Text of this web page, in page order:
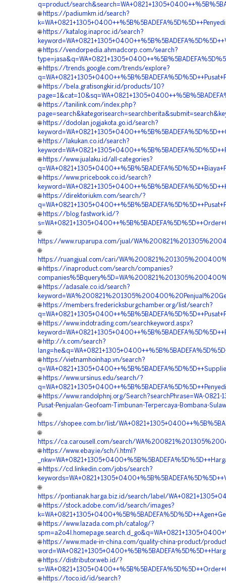
q=product/
🌐 https://padiumkm.id/search?
🌐 https://katalog.inaproc.id/search?
🌐 https://vendorpedia.ahmadcorp.com/search?
🌐 https://trends.google.com/trends/explore?
🌐 https://bela.gratisongkir.id/products/10?
🌐 https://tanilink.com/index.php?
🌐 https://dodolan.jogjakota.go.id/search?
🌐 https://lakukan.co.id/search?
🌐 https://www.jualaku.id/all-categories?
🌐 https://www.pricebook.co.id/search?
🌐 https://direktoriukm.com/search/?
🌐 https://blog.fastwork.id/?
🌐
https://www.ruparupa.com/jual/
🌐
https://ruangjual.com/cari/
🌐 https://inaproduct.com/search/companies?
🌐 https://adasale.co.id/search?
🌐 https://members.fredericksburgchamber.org/list/search?
🌐 https://www.indotrading.com/searchkeyword.aspx?
🌐 http://x.com/search?
🌐 https://vietnamhoinhap.vn/search?
🌐 https://www.ursinus.edu/search/?
🌐 https://www.randolphnj.org/Search?searchPhrase=WA-0821-
Pusat-Penjualan-Geofoam-Timbunan-Terpercaya-Bombana-
🌐
https://shopee.com.br/list/
🌐
https://ca.carousell.com/search/
🌐 https://www.ebay.ie/sch/i.html?
🌐 https://cd.linkedin.com/jobs/search?
🌐
https://pontianak.harga.biz.id/search/label/
🌐 https://stock.adobe.com/id/search/images?
🌐 https://www.lazada.com.ph/catalog/?
🌐 https://www.made-in-china.com/quality-china-product/
🌐 https://distributor.web.id/?
🌐 https://toco.id/id/search?